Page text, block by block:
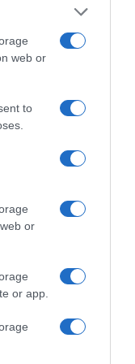
web or
to
or
or app.
μέρα.
→
κύριοι του
πλήρωσε το
και τρέχει για